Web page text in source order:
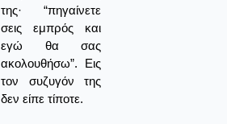
της· “πηγαίνετε
σεις εμπρός και
εγώ θα σας
ακολουθήσω”. Εις
τον συζυγόν της
δεν είπε τίποτε.